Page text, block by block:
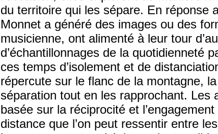
du territoire qui les sépare. En réponse
Monnet a généré des images ou des
musicienne, ont alimenté à leur tour
d’échantillonnages de la quotidienneté
ces temps d’isolement et de
répercute sur le flanc de la montagne,
séparation tout en les rapprochant. Les
basée sur la réciprocité et
distance que l’on peut ressentir entre